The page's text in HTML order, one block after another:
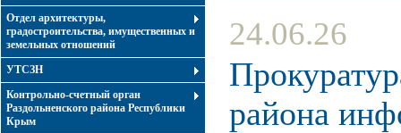
Отдел архитектуры,
градостроительства, имущественных и
земельных отношений
УТСЗН
Контрольно-счетный орган
Раздольненского района Республики
Крым
24.06.26
района